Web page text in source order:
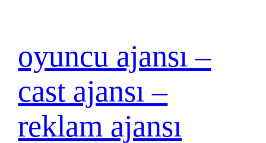
oyuncu ajansı –
cast ajansı –
reklam ajansı